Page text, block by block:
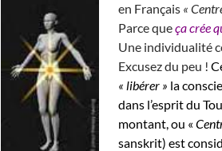
en Français «
Parce queça crée
Une individualité
Excusez du peu !
« libérer » la
dans l’esprit du
montant, ou «
sanskrit) est